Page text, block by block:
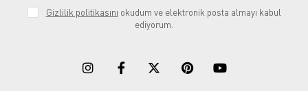
Gizlilik politikasını okudum ve elektronik posta almayı kabul
ediyorum.